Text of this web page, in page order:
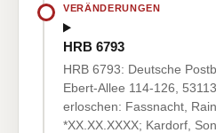
VERÄNDERUNGEN
HRB 6793
HRB 6793: Deutsche
Ebert-Allee 114-126,
erloschen: Fassnacht,
*XX.XX.XXXX; Kardorf,